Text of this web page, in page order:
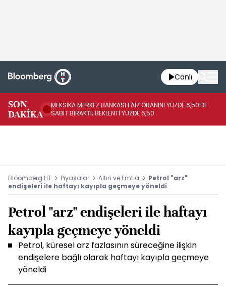
Canlı
SON
DAKİKA
MEKSİKA MERKEZ BANKASI FAİZ ORANINI YÜZDE 6,50'DE
SABİT BIRAKTI; BEKLENTİ YÜZDE 6,50
Bloomberg HT Piyasalar Altın ve Emtia
Petrol "arz"
endişeleri ile haftayı kayıpla geçmeye yöneldi
Petrol "arz" endişeleri ile haftayı
kayıpla geçmeye yöneldi
Petrol, küresel arz fazlasının süreceğine ilişkin
endişelere bağlı olarak haftayı kayıpla geçmeye
yöneldi